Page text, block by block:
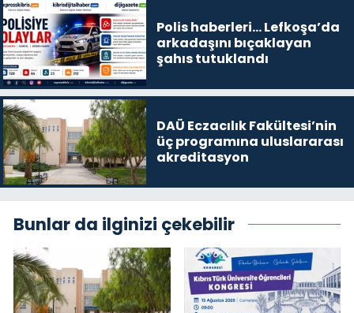
Polis haberleri… Lefkoşa’da
arkadaşını bıçaklayan
şahıs tutuklandı
DAÜ Eczacılık Fakültesi’nin
üç programına uluslararası
akreditasyon
Bunlar da ilginizi çekebilir